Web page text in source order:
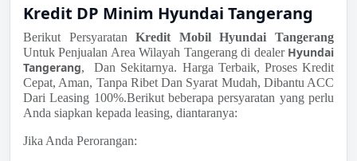
Kredit DP Minim Hyundai Tangerang
Berikut PersyaratanKredit Mobil Hyundai Tangerang
Untuk Penjualan Area Wilayah Tangerang di dealer Hyundai
Tangerang, Dan Sekitarnya. Harga Terbaik, Proses Kredit
Cepat, Aman, Tanpa Ribet Dan Syarat Mudah, Dibantu ACC
Dari Leasing 100%.Berikut beberapa persyaratan yang perlu
Anda siapkan kepada leasing, diantaranya:
Jika Anda Perorangan: